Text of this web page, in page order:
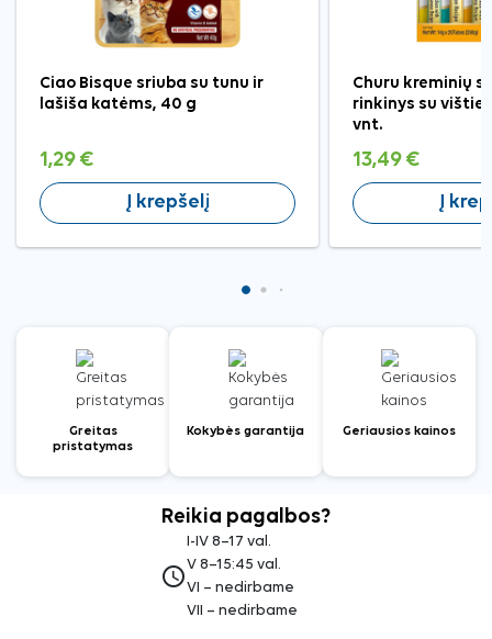
Ciao Bisque sriuba su tunu ir
lašiša katėms, 40 g
1,29 €
Į krepšelį
Churu kreminių
rinkinys su
vnt.
13,49 €
Į
Greitas
pristatymas
Kokybės garantija Geriausios kainos
Reikia pagalbos?
access_time
I-IV 8–17 val.
V 8–15:45 val.
VI – nedirbame
VII – nedirbame